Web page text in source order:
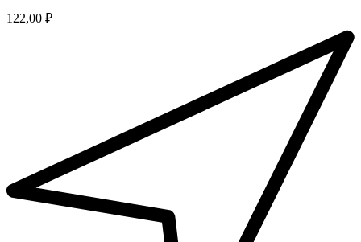
122,00 ₽